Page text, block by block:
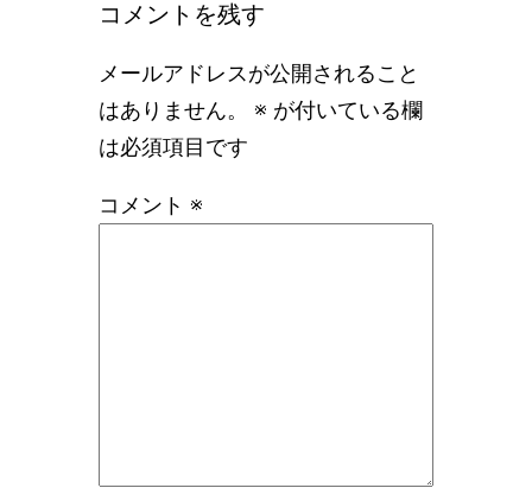
コメントを残す
メールアドレスが公開されること
はありません。
※ が付いている欄
は必須項目です
コメント ※